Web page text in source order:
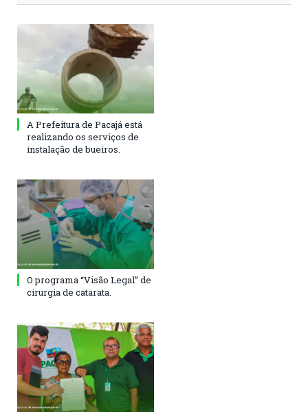
A Prefeitura de Pacajá está
realizando os serviços de
instalação de bueiros.
O programa “Visão Legal” de
cirurgia de catarata.